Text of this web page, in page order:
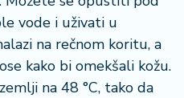
vode i uživati u
na rečnom koritu, a
kako bi omekšali kožu.
na 48 °C, tako da